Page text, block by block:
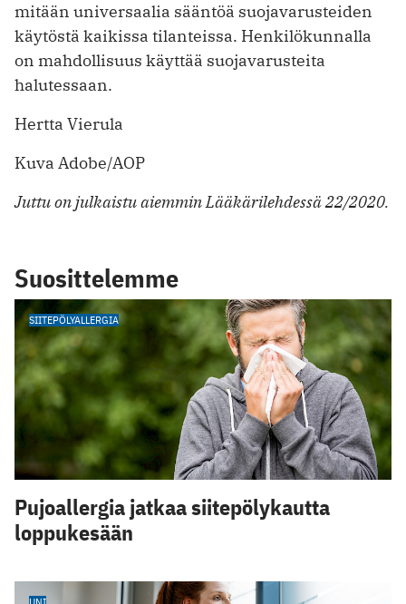
mitään universaalia sääntöä suojavarusteiden
käytöstä kaikissa tilanteissa. Henkilökunnalla
on ­mahdollisuus käyttää suojavarusteita
halutessaan.
Hertta Vierula
Kuva Adobe/AOP
Juttu on julkaistu aiemmin Lääkärilehdessä 22/2020.
Suosittelemme
SIITEPÖLYALLERGIA
Pujoallergia jatkaa siitepölykautta
loppukesään